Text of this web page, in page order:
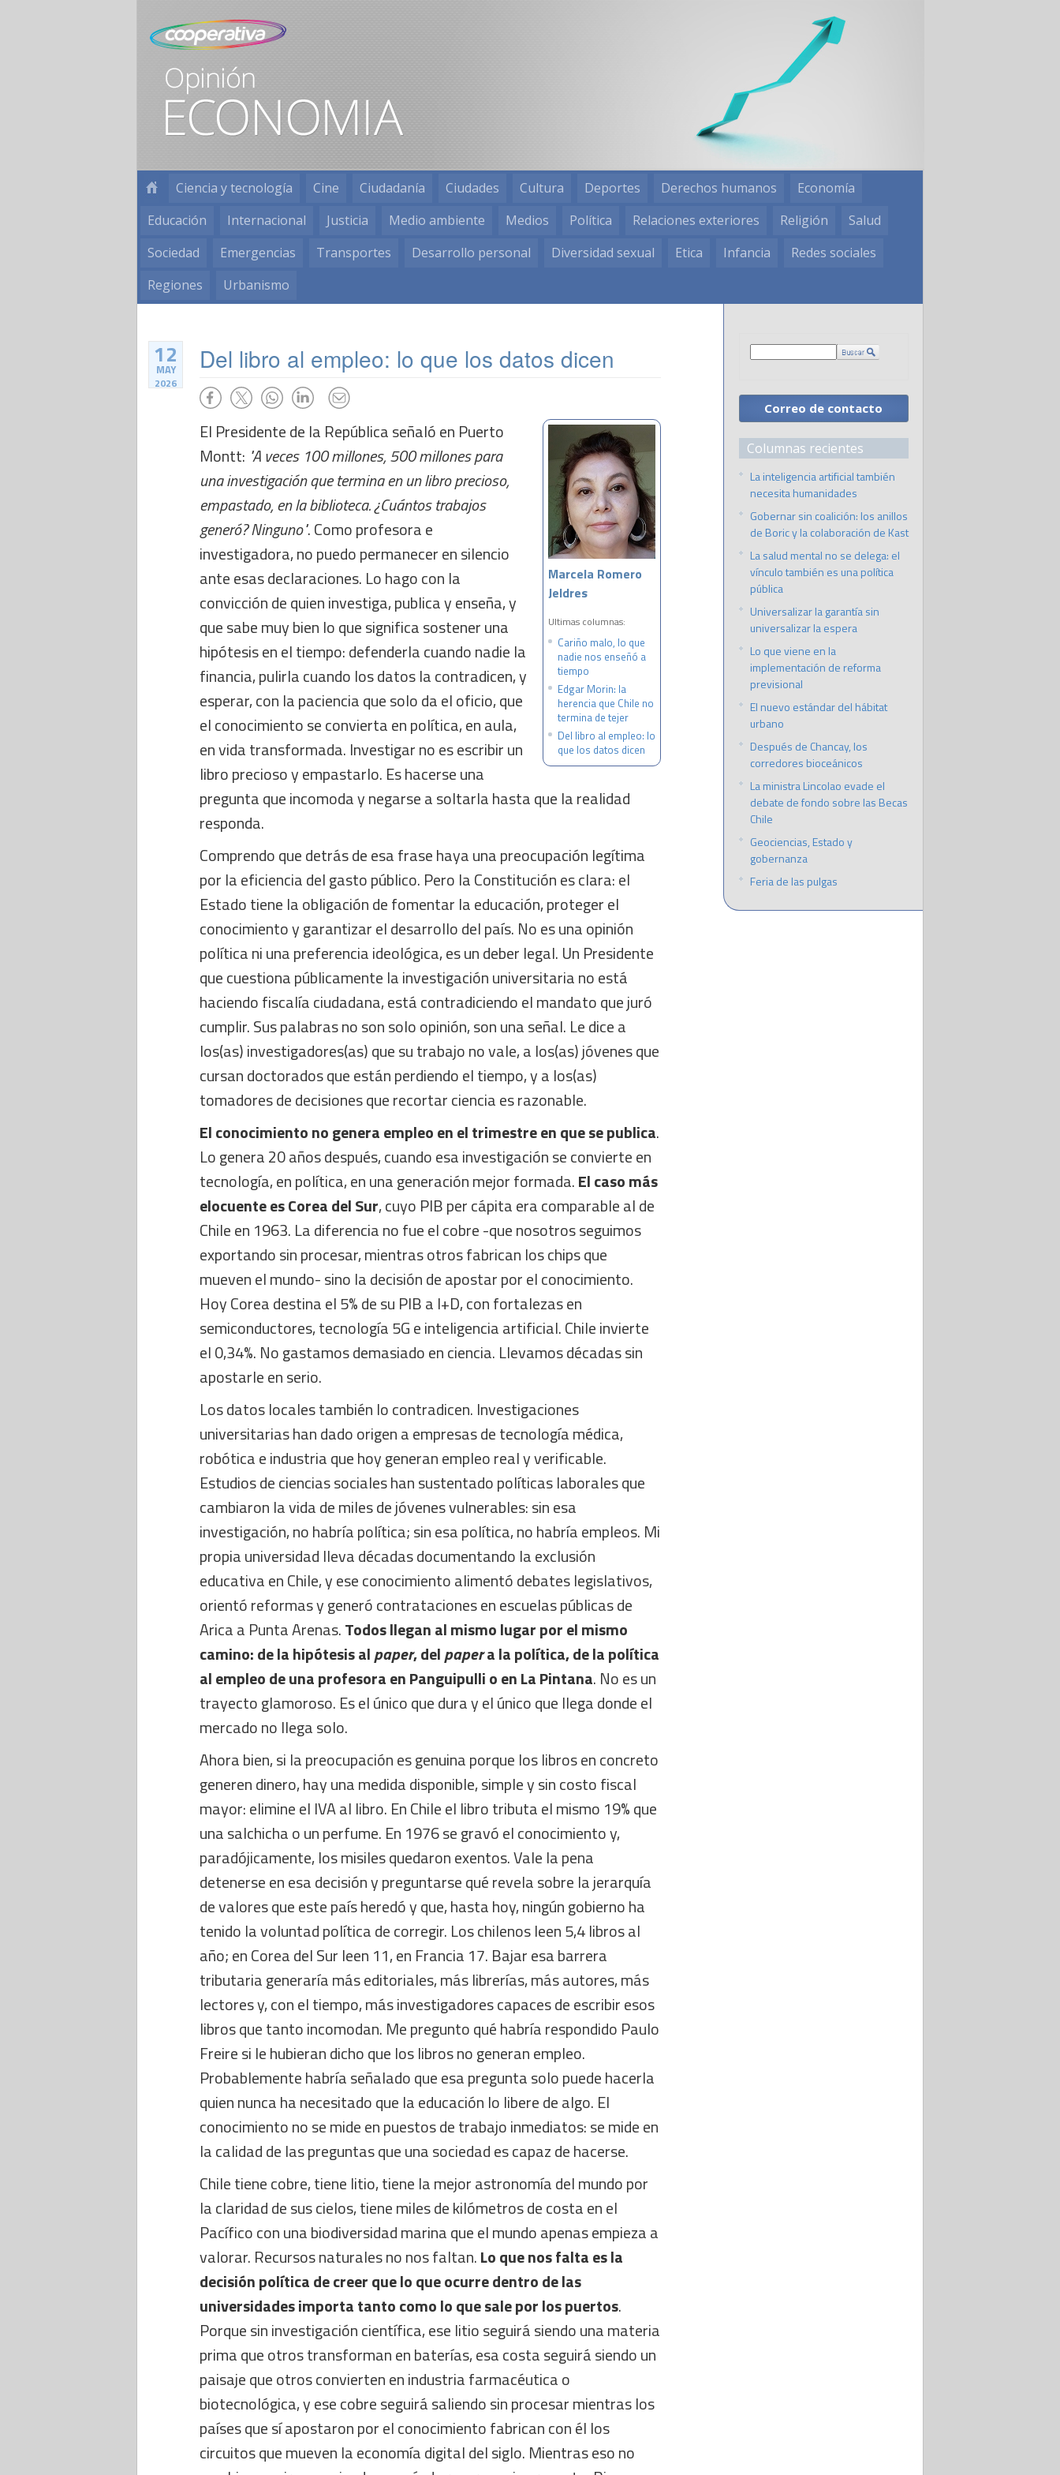
Ciencia y tecnología Cine Ciudadanía Ciudades Cultura Deportes Derechos humanos
Economía
Educación
Internacional Justicia Medio ambiente Medios Política Relaciones exteriores Religión
Salud
Sociedad
Emergencias Transportes Desarrollo personal Diversidad sexual Etica Infancia
Redes sociales
Regiones
Urbanismo
12
MAY
2026
Del libro al empleo: lo que los datos dicen
Marcela Romero
Jeldres
Ultimas columnas:
Cariño malo, lo que
nadie nos enseñó a
tiempo
Edgar Morin: la
herencia que Chile no
termina de tejer
Del libro al empleo: lo
que los datos dicen
El Presidente de la República señaló en Puerto
Montt: "A veces 100 millones, 500 millones para
una investigación que termina en un libro precioso,
empastado, en la biblioteca. ¿Cuántos trabajos
generó? Ninguno". Como profesora e
investigadora, no puedo permanecer en silencio
ante esas declaraciones. Lo hago con la
convicción de quien investiga, publica y enseña, y
que sabe muy bien lo que significa sostener una
hipótesis en el tiempo: defenderla cuando nadie la
financia, pulirla cuando los datos la contradicen, y
esperar, con la paciencia que solo da el oficio, que
el conocimiento se convierta en política, en aula,
en vida transformada. Investigar no es escribir un
libro precioso y empastarlo. Es hacerse una
pregunta que incomoda y negarse a soltarla hasta que la realidad
responda.
Comprendo que detrás de esa frase haya una preocupación legítima
por la eficiencia del gasto público. Pero la Constitución es clara: el
Estado tiene la obligación de fomentar la educación, proteger el
conocimiento y garantizar el desarrollo del país. No es una opinión
política ni una preferencia ideológica, es un deber legal. Un Presidente
que cuestiona públicamente la investigación universitaria no está
haciendo fiscalía ciudadana, está contradiciendo el mandato que juró
cumplir. Sus palabras no son solo opinión, son una señal. Le dice a
los(as) investigadores(as) que su trabajo no vale, a los(as) jóvenes que
cursan doctorados que están perdiendo el tiempo, y a los(as)
tomadores de decisiones que recortar ciencia es razonable.
El conocimiento no genera empleo en el trimestre en que se publica.
Lo genera 20 años después, cuando esa investigación se convierte en
tecnología, en política, en una generación mejor formada.El caso más
elocuente es Corea del Sur, cuyo PIB per cápita era comparable al de
Chile en 1963. La diferencia no fue el cobre -que nosotros seguimos
exportando sin procesar, mientras otros fabrican los chips que
mueven el mundo- sino la decisión de apostar por el conocimiento.
Hoy Corea destina el 5% de su PIB a I+D, con fortalezas en
semiconductores, tecnología 5G e inteligencia artificial. Chile invierte
el 0,34%. No gastamos demasiado en ciencia. Llevamos décadas sin
apostarle en serio.
Los datos locales también lo contradicen. Investigaciones
universitarias han dado origen a empresas de tecnología médica,
robótica e industria que hoy generan empleo real y verificable.
Estudios de ciencias sociales han sustentado políticas laborales que
cambiaron la vida de miles de jóvenes vulnerables: sin esa
investigación, no habría política; sin esa política, no habría empleos. Mi
propia universidad lleva décadas documentando la exclusión
educativa en Chile, y ese conocimiento alimentó debates legislativos,
orientó reformas y generó contrataciones en escuelas públicas de
Arica a Punta Arenas.Todos llegan al mismo lugar por el mismo
camino: de la hipótesis alpaper, delpapera la política, de la política
al empleo de una profesora en Panguipulli o en La Pintana. No es un
trayecto glamoroso. Es el único que dura y el único que llega donde el
mercado no llega solo.
Ahora bien, si la preocupación es genuina porque los libros en concreto
generen dinero, hay una medida disponible, simple y sin costo fiscal
mayor: elimine el IVA al libro. En Chile el libro tributa el mismo 19% que
una salchicha o un perfume. En 1976 se gravó el conocimiento y,
paradójicamente, los misiles quedaron exentos. Vale la pena
detenerse en esa decisión y preguntarse qué revela sobre la jerarquía
de valores que este país heredó y que, hasta hoy, ningún gobierno ha
tenido la voluntad política de corregir. Los chilenos leen 5,4 libros al
año; en Corea del Sur leen 11, en Francia 17. Bajar esa barrera
tributaria generaría más editoriales, más librerías, más autores, más
lectores y, con el tiempo, más investigadores capaces de escribir esos
libros que tanto incomodan. Me pregunto qué habría respondido Paulo
Freire si le hubieran dicho que los libros no generan empleo.
Probablemente habría señalado que esa pregunta solo puede hacerla
quien nunca ha necesitado que la educación lo libere de algo. El
conocimiento no se mide en puestos de trabajo inmediatos: se mide en
la calidad de las preguntas que una sociedad es capaz de hacerse.
Chile tiene cobre, tiene litio, tiene la mejor astronomía del mundo por
la claridad de sus cielos, tiene miles de kilómetros de costa en el
Pacífico con una biodiversidad marina que el mundo apenas empieza a
valorar. Recursos naturales no nos faltan.Lo que nos falta es la
decisión política de creer que lo que ocurre dentro de las
universidades importa tanto como lo que sale por los puertos.
Porque sin investigación científica, ese litio seguirá siendo una materia
prima que otros transforman en baterías, esa costa seguirá siendo un
paisaje que otros convierten en industria farmacéutica o
biotecnológica, y ese cobre seguirá saliendo sin procesar mientras los
países que sí apostaron por el conocimiento fabrican con él los
circuitos que mueven la economía digital del siglo. Mientras eso no
Correo de contacto
Columnas recientes
La inteligencia artificial también
necesita humanidades
Gobernar sin coalición: los anillos
de Boric y la colaboración de Kast
La salud mental no se delega: el
vínculo también es una política
pública
Universalizar la garantía sin
universalizar la espera
Lo que viene en la
implementación de reforma
previsional
El nuevo estándar del hábitat
urbano
Después de Chancay, los
corredores bioceánicos
La ministra Lincolao evade el
debate de fondo sobre las Becas
Chile
Geociencias, Estado y
gobernanza
Feria de las pulgas